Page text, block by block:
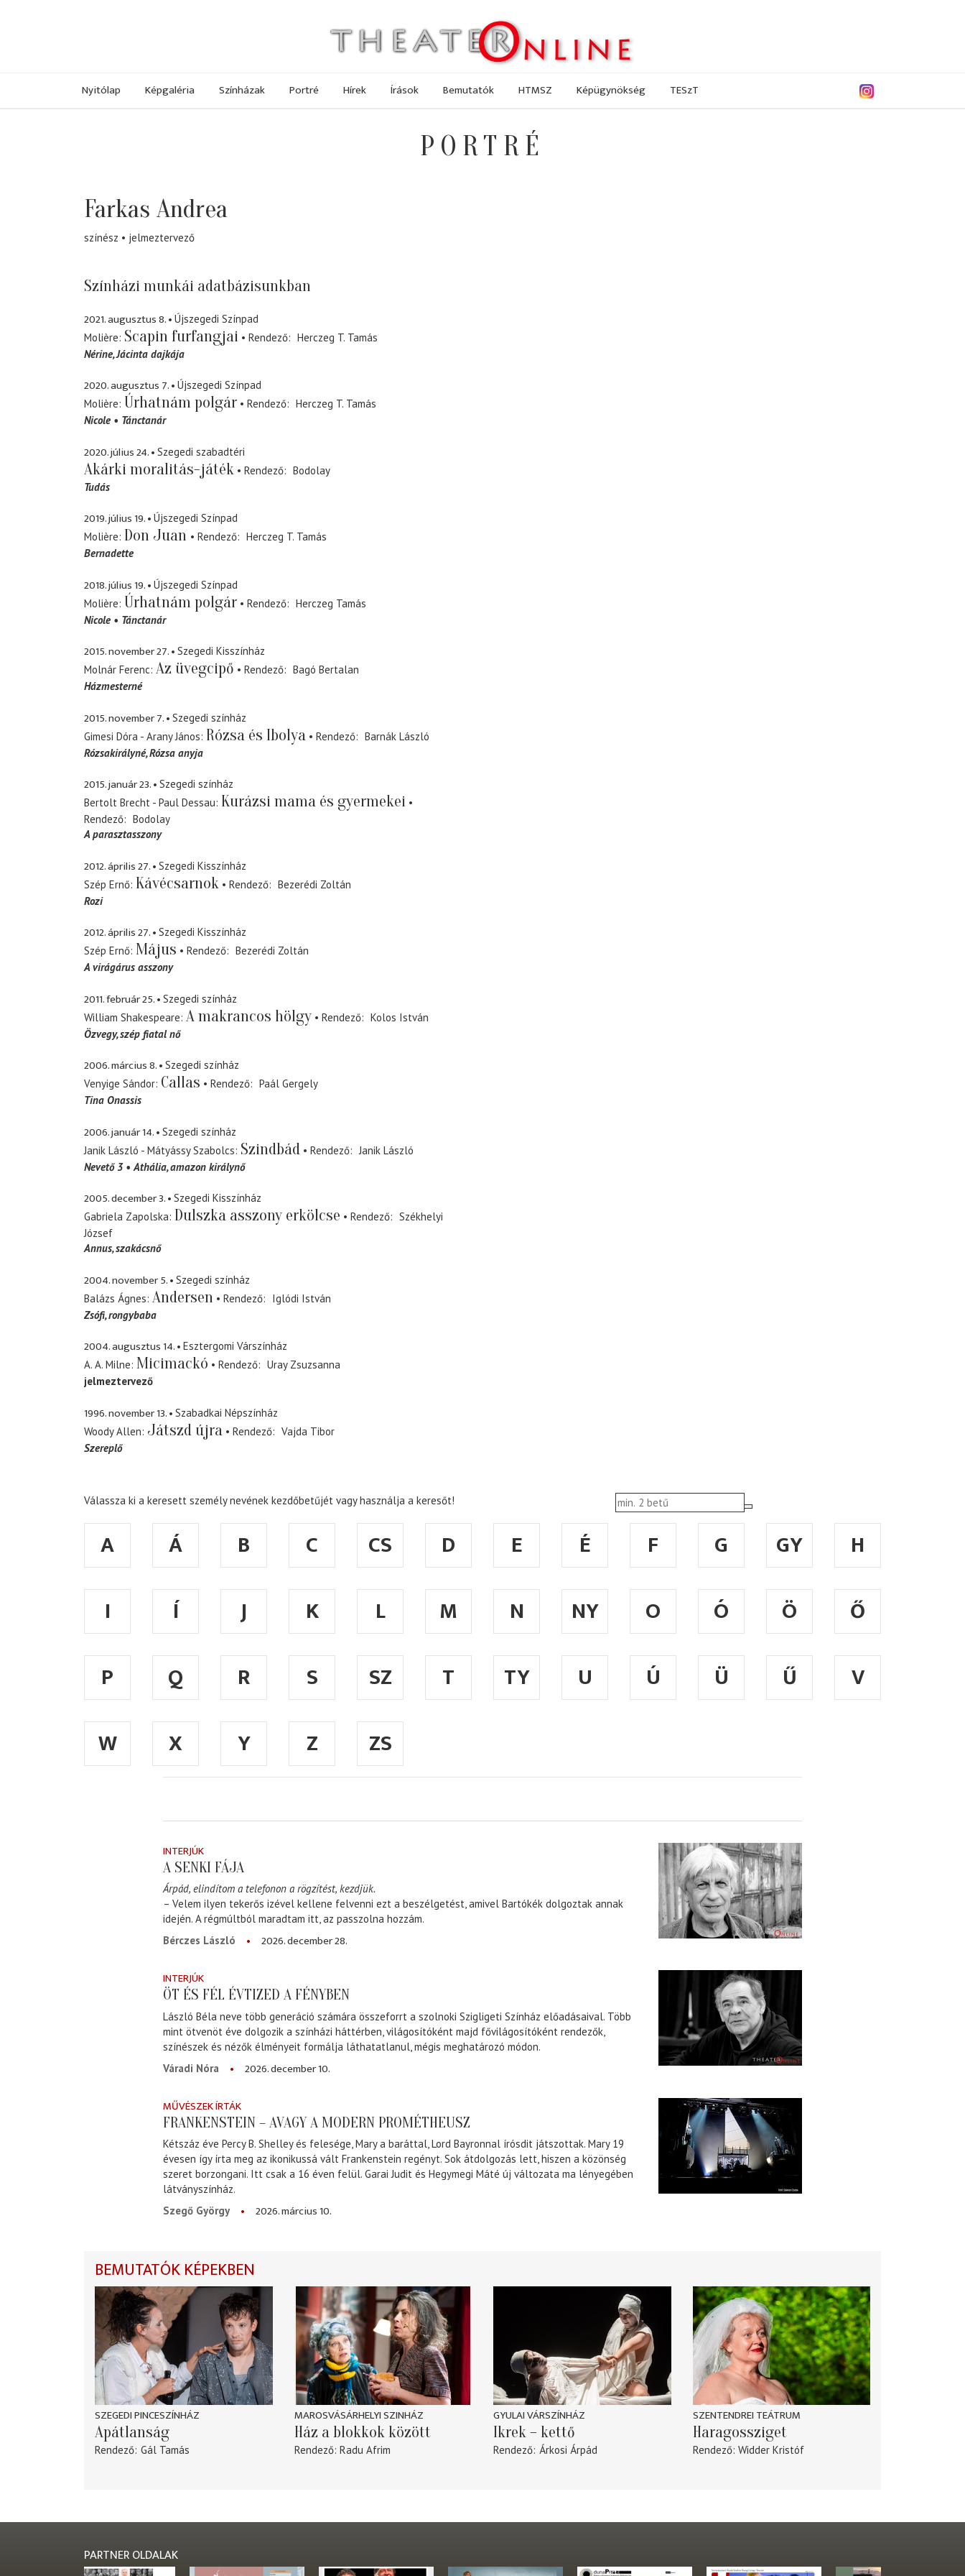
Nyitólap Képgaléria Színházak Portré Hírek Írások Bemutatók HTMSZ Képügynökség TESzT
PORTRÉ
Farkas Andrea
színész jelmeztervező
Színházi munkái adatbázisunkban
2021. augusztus 8.
Újszegedi Színpad
Molière Scapin furfangjai Rendező
Herczeg T. Tamás
Nérine Jácinta dajkája
2020. augusztus 7.
Újszegedi Színpad
Molière Úrhatnám polgár Rendező
Herczeg T. Tamás
Nicole
Tánctanár
2020. július 24. Szegedi szabadtéri
Akárki moralitás-játék Rendező
Bodolay
Tudás
2019. július 19.
Újszegedi Színpad
Molière Don Juan Rendező
Herczeg T. Tamás
Bernadette
2018. július 19.
Újszegedi Színpad
Molière Úrhatnám polgár Rendező
Herczeg Tamás
Nicole
Tánctanár
2015. november 27.
Szegedi Kisszínház
Molnár Ferenc Az üvegcipő Rendező
Bagó Bertalan
Házmesterné
2015. november 7.
Szegedi színház
Gimesi Dóra - Arany János Rózsa és Ibolya Rendező
Barnák László
Rózsakirályné Rózsa anyja
2015. január 23.
Szegedi színház
Bertolt Brecht - Paul Dessau Kurázsi mama és gyermekei
Rendező
Bodolay
A parasztasszony
2012. április 27.
Szegedi Kisszínház
Szép Ernő Kávécsarnok Rendező
Bezerédi Zoltán
Rozi
2012. április 27.
Szegedi Kisszínház
Szép Ernő Május Rendező
Bezerédi Zoltán
A virágárus asszony
2011. február 25.
Szegedi színház
William Shakespeare A makrancos hölgy Rendező
Kolos István
Özvegy szép fiatal nő
2006. március 8.
Szegedi színház
Venyige Sándor Callas Rendező
Paál Gergely
Tina Onassis
2006. január 14.
Szegedi színház
Janik László - Mátyássy Szabolcs Szindbád Rendező
Janik László
Nevető 3
Athália amazon királynő
2005. december 3.
Szegedi Kisszínház
Gabriela Zapolska Dulszka asszony erkölcse Rendező
Székhelyi
József
Annus szakácsnő
2004. november 5.
Szegedi színház
Balázs Ágnes Andersen Rendező
Iglódi István
Zsófi rongybaba
2004. augusztus 14.
Esztergomi Várszínház
A. A. Milne Micimackó Rendező
Uray Zsuzsanna
jelmeztervező
1996. november 13.
Szabadkai Népszínház
Woody Allen Játszd újra Rendező
Vajda Tibor
Szereplő
Válassza ki a keresett személy nevének kezdőbetűjét vagy használja a keresőt!
A Á B C CS D E É F G GY
H
I
Í J K L M N NY O Ó Ö
Ő
P
Q R S SZ T TY U Ú Ü Ű
V
W
X Y Z ZS
INTERJÚK
A SENKI FÁJA
Árpád, elindítom a telefonon a rögzítést, kezdjük.
– Velem ilyen tekerős izével kellene felvenni ezt a beszélgetést, amivel Bartókék dolgoztak annak
idején. A régmúltból maradtam itt, az passzolna hozzám.
Bérczes László
2026. december 28.
INTERJÚK
ÖT ÉS FÉL ÉVTIZED A FÉNYBEN
László Béla neve több generáció számára összeforrt a szolnoki Szigligeti Színház előadásaival. Több
mint ötvenöt éve dolgozik a színházi háttérben, világosítóként majd fővilágosítóként rendezők,
színészek és nézők élményeit formálja láthatatlanul, mégis meghatározó módon.
Váradi Nóra
2026. december 10.
MŰVÉSZEK ÍRTÁK
FRANKENSTEIN – AVAGY A MODERN PROMÉTHEUSZ
Kétszáz éve Percy B. Shelley és felesége, Mary a baráttal, Lord Bayronnal írósdit játszottak. Mary 19
évesen így írta meg az ikonikussá vált Frankenstein regényt. Sok átdolgozás lett, hiszen a közönség
szeret borzongani. Itt csak a 16 éven felül. Garai Judit és Hegymegi Máté új változata ma lényegében
látványszínház.
Szegő György
2026. március 10.
BEMUTATÓK KÉPEKBEN
SZEGEDI PINCESZÍNHÁZ
Apátlanság
Rendező Gál Tamás
MAROSVÁSÁRHELYI SZINHÁZ
Ház a blokkok között
Rendező Radu Afrim
GYULAI VÁRSZÍNHÁZ
Ikrek – kettő
Rendező Árkosi Árpád
SZENTENDREI TEÁTRUM
Haragossziget
Rendező Widder Kristóf
PARTNER OLDALAK